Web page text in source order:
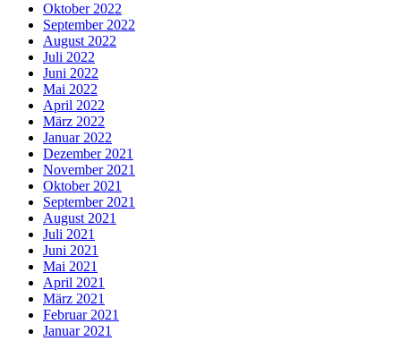
Oktober 2022
September 2022
August 2022
Juli 2022
Juni 2022
Mai 2022
April 2022
März 2022
Januar 2022
Dezember 2021
November 2021
Oktober 2021
September 2021
August 2021
Juli 2021
Juni 2021
Mai 2021
April 2021
März 2021
Februar 2021
Januar 2021